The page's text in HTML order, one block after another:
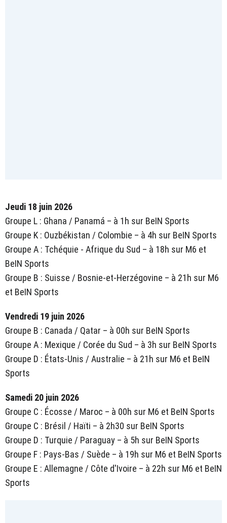
Jeudi 18 juin 2026
Groupe L : Ghana / Panamá – à 1h sur BeIN Sports
Groupe K : Ouzbékistan / Colombie – à 4h sur BeIN Sports
Groupe A : Tchéquie - Afrique du Sud – à 18h sur M6 et
BeIN Sports
Groupe B : Suisse / Bosnie-et-Herzégovine – à 21h sur M6
et BeIN Sports
Vendredi 19 juin 2026
Groupe B : Canada / Qatar – à 00h sur BeIN Sports
Groupe A : Mexique / Corée du Sud – à 3h sur BeIN Sports
Groupe D : États-Unis / Australie – à 21h sur M6 et BeIN
Sports
Samedi 20 juin 2026
Groupe C : Écosse / Maroc – à 00h sur M6 et BeIN Sports
Groupe C : Brésil / Haïti – à 2h30 sur BeIN Sports
Groupe D : Turquie / Paraguay – à 5h sur BeIN Sports
Groupe F : Pays-Bas / Suède – à 19h sur M6 et BeIN Sports
Groupe E : Allemagne / Côte d'Ivoire – à 22h sur M6 et BeIN
Sports